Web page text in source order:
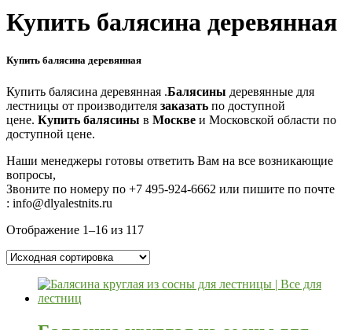
Купить балясина деревянная
Купить балясина деревянная
Купить балясина деревянная .Балясины деревянные для
лестницы от производителя заказать по доступной
цене. Купить балясины в Москве и Московской области по
доступной цене.
Наши менеджеры готовы ответить Вам на все возникающие
вопросы,
Звоните по номеру по +7 495-924-6662 или пишите по почте
: info@dlyalestnits.ru
Отображение 1–16 из 117